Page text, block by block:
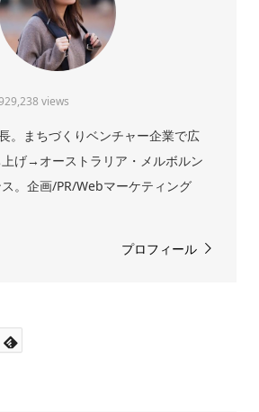
views
。まちづくりベンチャー企業で広
げ→オーストラリア・メルボルン
。企画/PR/Webマーケティング
プロフィール